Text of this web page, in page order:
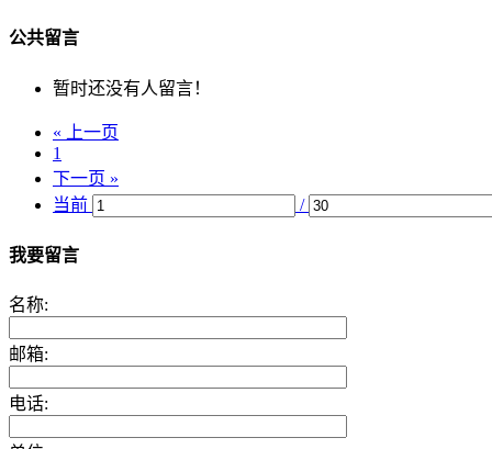
公共留言
暂时还没有人留言！
« 上一页
1
下一页 »
当前
/
我要留言
名称:
邮箱:
电话: